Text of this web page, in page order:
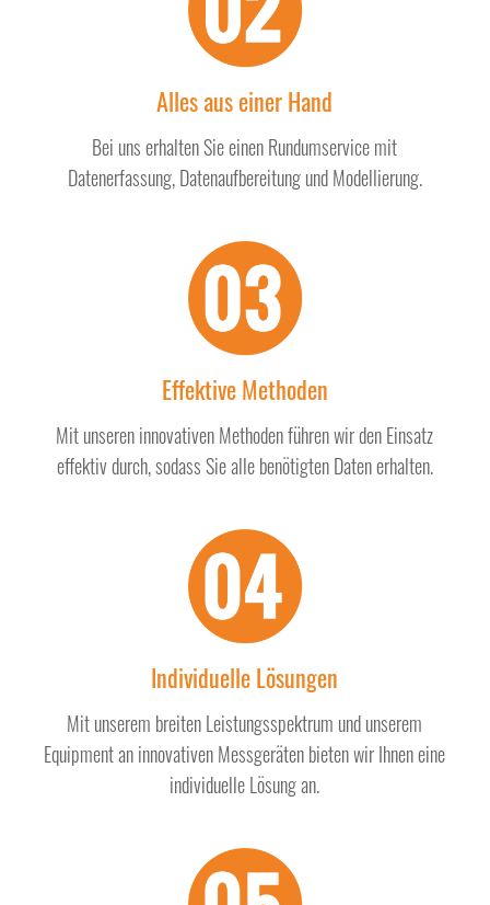
Alles aus einer Hand
Bei uns erhalten Sie einen Rundumservice mit
Datenerfassung, Datenaufbereitung und Modellierung.
Effektive Methoden
Mit unseren innovativen Methoden führen wir den Einsatz
effektiv durch, sodass Sie alle benötigten Daten erhalten.
Individuelle Lösungen
Mit unserem breiten Leistungsspektrum und unserem
Equipment an innovativen Messgeräten bieten wir Ihnen eine
individuelle Lösung an.